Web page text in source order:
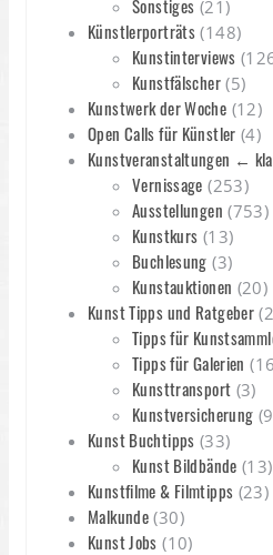
Sonstiges (21)
Künstlerporträts (148)
Kunstinterviews
Kunstfälscher(5)
Kunstwerk der Woche (12)
Open Calls für Künstler (4)
Kunstveranstaltungen ←
Vernissage (253)
Ausstellungen (753)
Kunstkurs (13)
Buchlesung (3)
Kunstauktionen (20)
Kunst Tipps und Ratgeber
Tipps für
Tipps für Galerien
Kunsttransport (3)
Kunstversicherung
Kunst Buchtipps (33)
Kunst Bildbände (13)
Kunstfilme & Filmtipps (23)
Malkunde (30)
Kunst Jobs (10)